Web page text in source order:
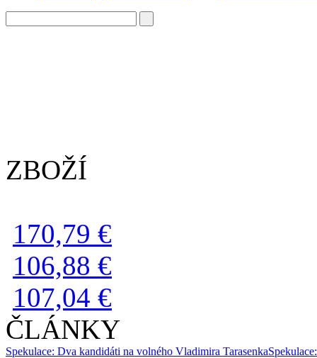
ZBOŽÍ
170,79 €
106,88 €
107,04 €
ČLÁNKY
Spekulace: Dva kandidáti na volného Vladimira Tarasenka